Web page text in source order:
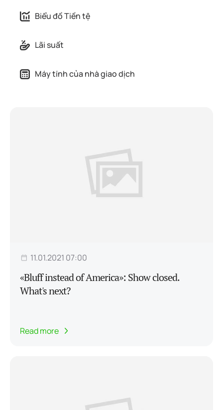
Biểu đồ Tiền tệ
Lãi suất
Máy tính của nhà giao dịch
11.01.2021 07:00
«Bluff instead of America»: Show closed.
What's next?
Read more